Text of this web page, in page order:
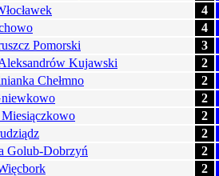
4
4
Pomorski
3
Kujawski
2
Chełmno
2
2
2
2
Golub-Dobrzyń
2
2